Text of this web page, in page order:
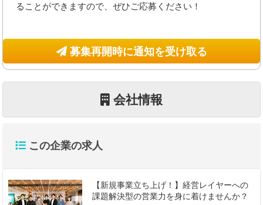
ることができますので、ぜひご応募ください！
募集再開時に通知を受け取る
会社情報
この企業の求人
【新規事業立ち上げ！】経営レイヤーへの
課題解決型の営業力を身に着けませんか？